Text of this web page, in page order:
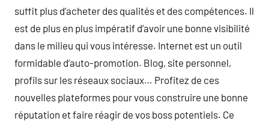
suffit plus d’acheter des qualités et des compétences. Il
est de plus en plus impératif d’avoir une bonne visibilité
dans le milieu qui vous intéresse. Internet est un outil
formidable d’auto-promotion. Blog, site personnel,
profils sur les réseaux sociaux… Profitez de ces
nouvelles plateformes pour vous construire une bonne
réputation et faire réagir de vos boss potentiels. Ce